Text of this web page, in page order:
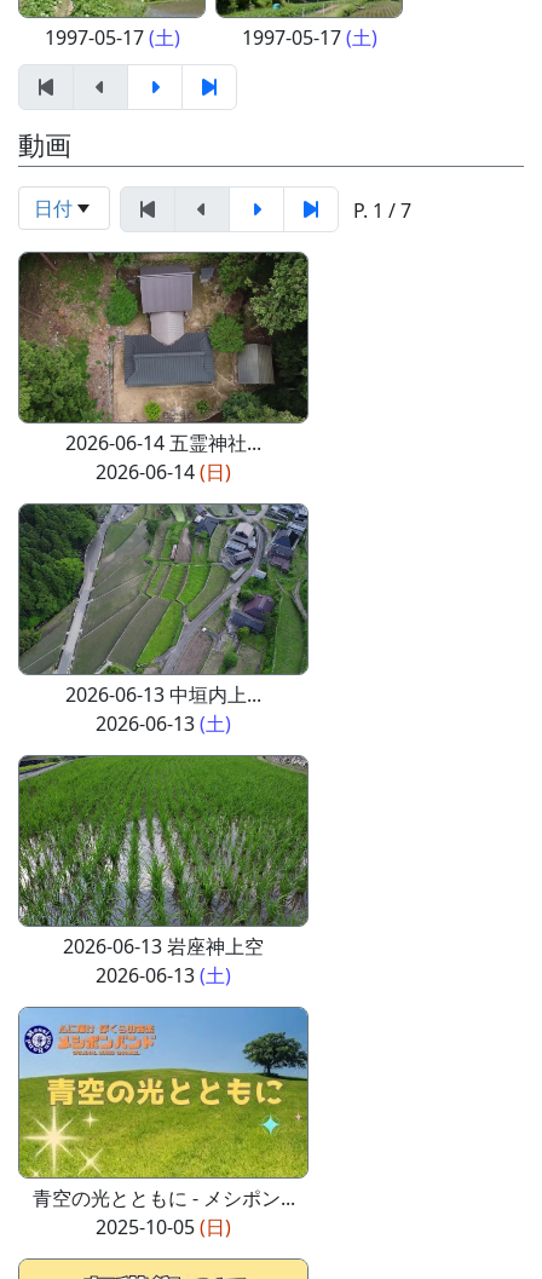
1997-05-17(土) 1997-05-17(土)
動画
日付 P. 1 / 7
2026-06-14 五霊神社...
2026-06-14(日)
2026-06-13 中垣内上...
2026-06-13(土)
2026-06-13 岩座神上空
2026-06-13(土)
青空の光とともに - メシポン...
2025-10-05(日)